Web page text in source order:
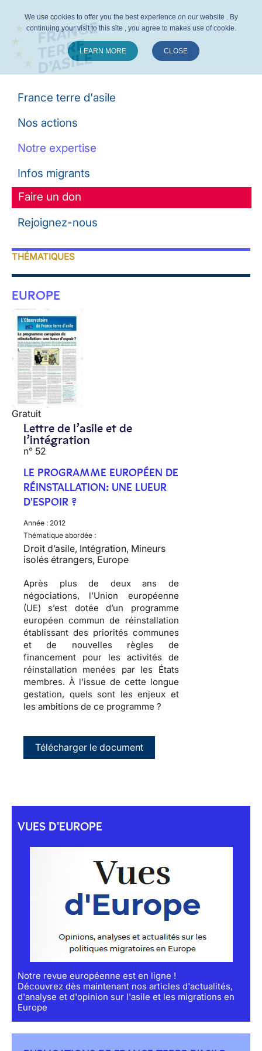
France terre d'asile
Nos actions
Notre expertise
Infos migrants
Faire un don
Rejoignez-nous
THÉMATIQUES
EUROPE
Gratuit
Lettre de l’asile et de
l’intégration
n° 52
LE PROGRAMME EUROPÉEN DE
RÉINSTALLATION: UNE LUEUR
D'ESPOIR ?
Année : 2012
Thématique abordée :
Droit d’asile, Intégration, Mineurs
isolés étrangers, Europe
Après plus de deux ans de
négociations, l’Union européenne
(UE) s’est dotée d’un programme
européen commun de réinstallation
établissant des priorités communes
et de nouvelles règles de
financement pour les activités de
réinstallation menées par les États
membres. À l’issue de cette longue
gestation, quels sont les enjeux et
les ambitions de ce programme ?
Télécharger le document
VUES D'EUROPE
Notre revue européenne est en ligne !
Découvrez dès maintenant nos articles d'actualités,
d'analyse et d'opinion sur l'asile et les migrations en
Europe
We use cookies to offer you the best experience on our website . By
continuing your visit to this site , you agree to makes use of cookie.
LEARN MORE CLOSE